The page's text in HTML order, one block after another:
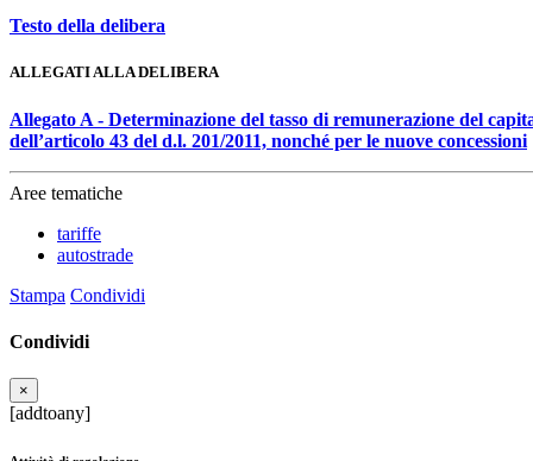
Testo della delibera
ALLEGATI ALLA DELIBERA
Allegato A - Determinazione del tasso di remunerazione del
dell’articolo 43 del d.l. 201/2011, nonché per le nuove concessioni
Aree tematiche
tariffe
autostrade
Stampa Condividi
Condividi
×
[addtoany]